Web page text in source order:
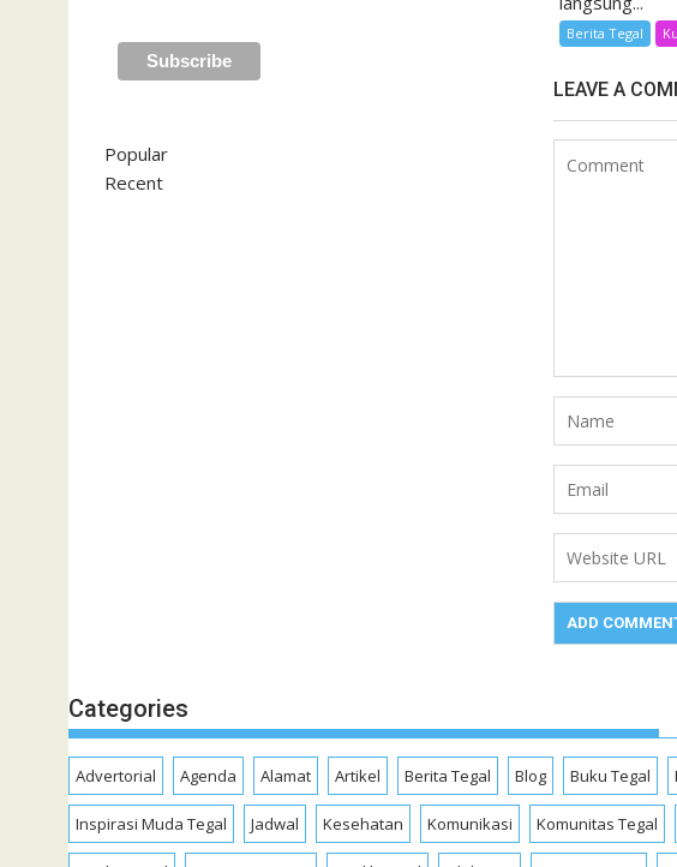
Berita Tegal
LEAVE A
Popular
Recent
Categories
Advertorial Agenda Alamat Artikel Berita Tegal Blog Buku Tegal
Inspirasi Muda Tegal Jadwal Kesehatan Komunikasi Komunitas Tegal